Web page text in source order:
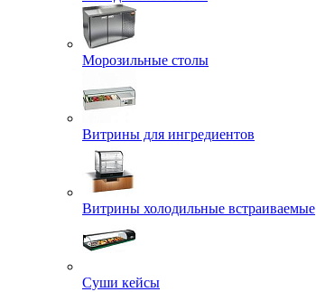
Морозильные столы
Витрины для ингредиентов
Витрины холодильные встраиваемые
Суши кейсы